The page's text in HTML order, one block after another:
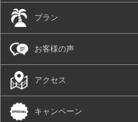
プラン
お客様の声
アクセス
キャンペーン